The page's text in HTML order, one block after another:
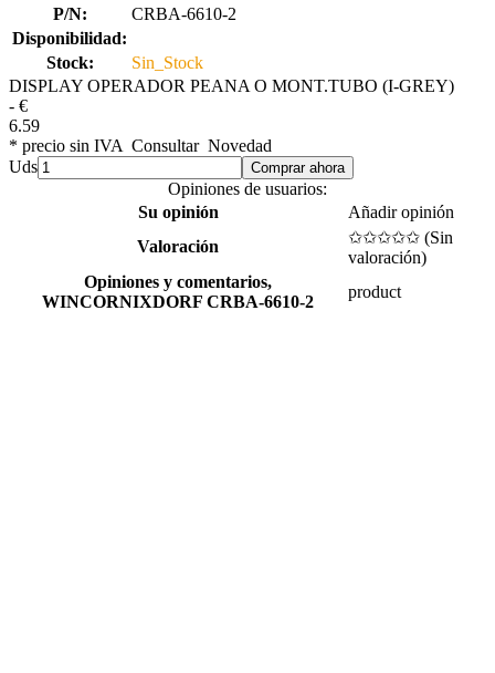
P/N:
CRBA-6610-2
Disponibilidad:
Stock:
Sin_Stock
DISPLAY OPERADOR PEANA O MONT.TUBO (I-GREY)
- €
6.59
* precio sin IVA Consultar Novedad
Uds
Comprar ahora
Opiniones de usuarios:
Su opinión
Añadir opinión
Valoración
✩✩✩✩✩ (Sin
valoración)
Opiniones y comentarios,
WINCORNIXDORF CRBA-6610-2
product